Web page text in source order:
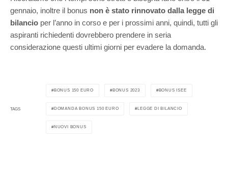
gennaio, inoltre il bonus non è stato rinnovato dalla legge di
bilancio per l’anno in corso e per i prossimi anni, quindi, tutti gli
aspiranti richiedenti dovrebbero prendere in seria
considerazione questi ultimi giorni per evadere la domanda.
TAGS
BONUS 150 EURO BONUS 2023 BONUS ISEE
DOMANDA BONUS 150 EURO LEGGE DI BILANCIO
NUOVI BONUS